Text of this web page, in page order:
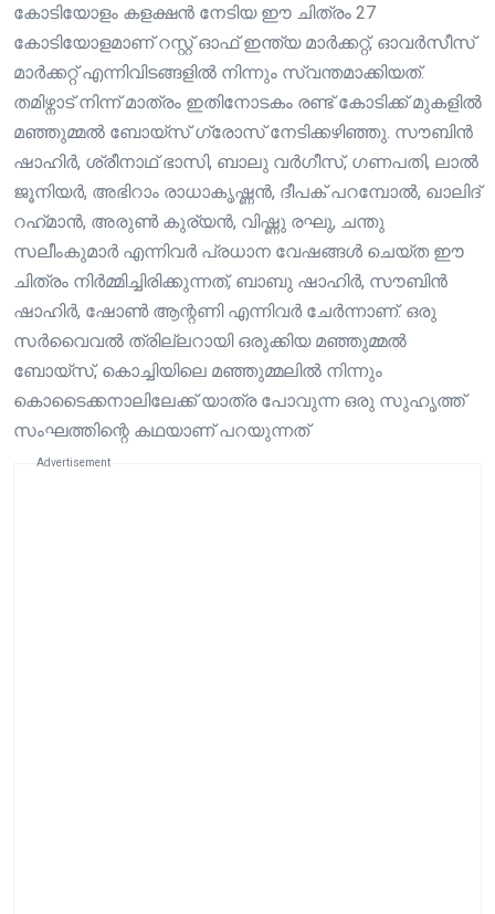
കോടിയോളം കളക്ഷൻ നേടിയ ഈ ചിത്രം 27
കോടിയോളമാണ് റസ്റ്റ് ഓഫ് ഇന്ത്യ മാർക്കറ്റ്, ഓവർസീസ്
മാർക്കറ്റ് എന്നിവിടങ്ങളിൽ നിന്നും സ്വന്തമാക്കിയത്.
തമിഴ്നാട് നിന്ന് മാത്രം ഇതിനോടകം രണ്ട് കോടിക്ക് മുകളിൽ
മഞ്ഞുമ്മൽ ബോയ്സ് ഗ്രോസ് നേടിക്കഴിഞ്ഞു. സൗബിൻ
ഷാഹിർ, ശ്രീനാഥ് ഭാസി, ബാലു വർഗീസ്, ഗണപതി, ലാൽ
ജൂനിയർ, അഭിറാം രാധാകൃഷ്ണൻ, ദീപക് പറമ്പോൽ, ഖാലിദ്
റഹ്‌മാൻ, അരുൺ കുര്യൻ, വിഷ്ണു രഘു, ചന്തു
സലീംകുമാർ എന്നിവർ പ്രധാന വേഷങ്ങൾ ചെയ്ത ഈ
ചിത്രം നിർമ്മിച്ചിരിക്കുന്നത്, ബാബു ഷാഹിർ, സൗബിൻ
ഷാഹിർ, ഷോൺ ആന്റണി എന്നിവർ ചേർന്നാണ്. ഒരു
സർവൈവൽ ത്രില്ലറായി ഒരുക്കിയ മഞ്ഞുമ്മൽ
ബോയ്സ്, കൊച്ചിയിലെ മഞ്ഞുമ്മലിൽ നിന്നും
കൊടൈക്കനാലിലേക്ക് യാത്ര പോവുന്ന ഒരു സുഹൃത്ത്
സംഘത്തിന്റെ കഥയാണ് പറയുന്നത്
Advertisement